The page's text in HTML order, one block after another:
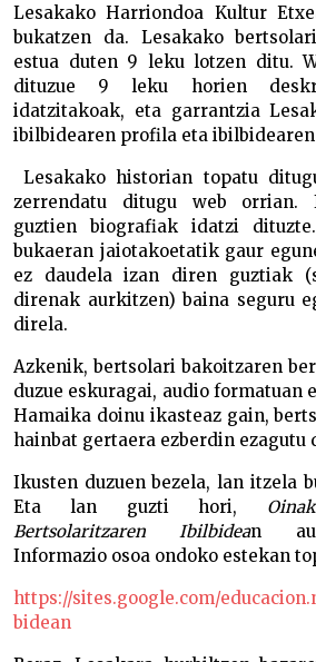
Lesakako Harriondoa Kultur
bukatzen da. Lesakako
estua duten 9 leku lotzen ditu.
dituzue 9 leku horien
idatzitakoak, eta garrantzia
ibilbidearen profila eta
Lesakako historian topatu
zerrendatu ditugu web orrian.
guztien biografiak idatzi
bukaeran jaiotakoetatik gaur
ez daudela izan diren guztiak
direnak aurkitzen) baina seguru
direla.
Azkenik, bertsolari bakoitzaren
duzue eskuragai, audio formatuan
Hamaika doinu ikasteaz gain,
hainbat gertaera ezberdin ezagutu
Ikusten duzuen bezela, lan itzela
Eta lan guzti hori,
Bertsolaritzaren Ibilbidean
Informazio osoa ondoko estekan
https://sites.google.com/
bidean